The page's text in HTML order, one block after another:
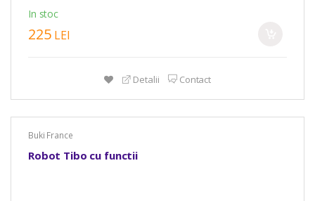
In stoc
225 LEI
Detalii Contact
Buki France
Robot Tibo cu functii